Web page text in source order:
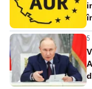
5